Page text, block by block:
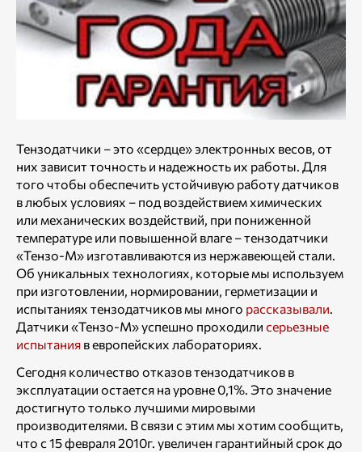
Тензодатчики – это «сердце» электронных весов, от
них зависит точность и надежность их работы. Для
того чтобы обеспечить устойчивую работу датчиков
в любых условиях – под воздействием химических
или механических воздействий, при пониженной
температуре или повышенной влаге – тензодатчики
«Тензо-М» изготавливаются из нержавеющей стали.
Об уникальных технологиях, которые мы используем
при изготовлении, нормировании, герметизации и
испытаниях тензодатчиков мы много рассказывали.
Датчики «Тензо-М» успешно проходили серьезные
испытания в европейских лабораториях.
Сегодня количество отказов тензодатчиков в
эксплуатации остается на уровне 0,1%. Это значение
достигнуто только лучшими мировыми
производителями. В связи с этим мы хотим сообщить,
что с 15 февраля 2010г. увеличен гарантийный срок до